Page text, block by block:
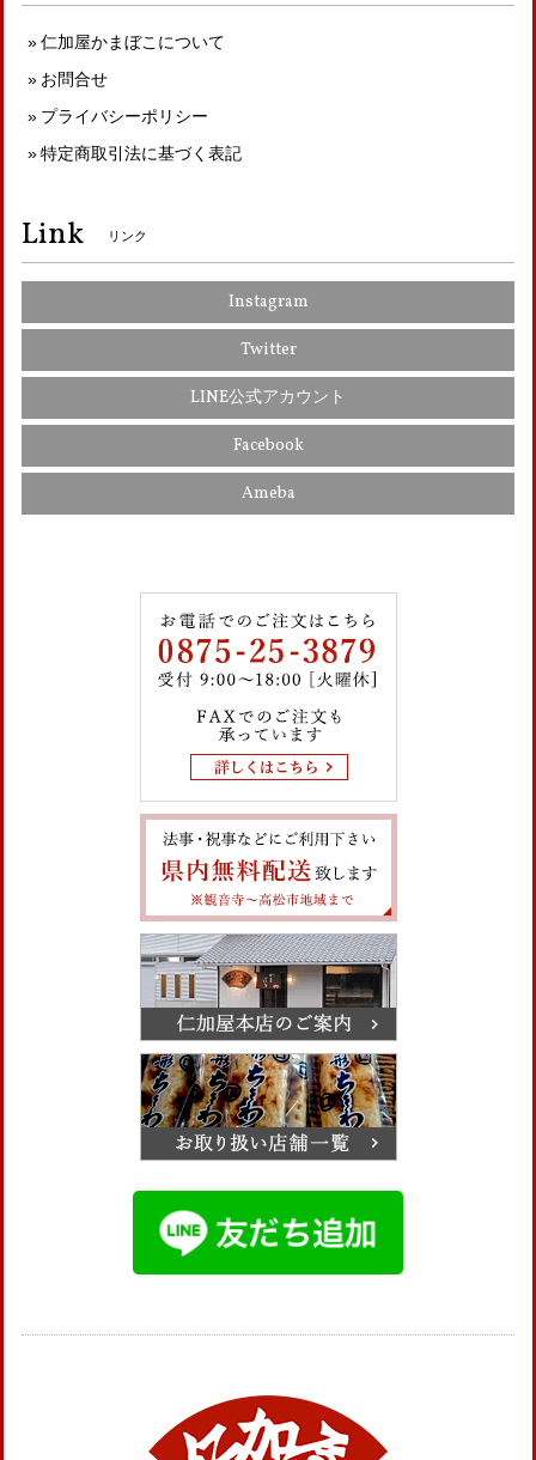
仁加屋かまぼこについて
お問合せ
プライバシーポリシー
特定商取引法に基づく表記
Link リンク
Instagram
Twitter
LINE公式アカウント
Facebook
Ameba